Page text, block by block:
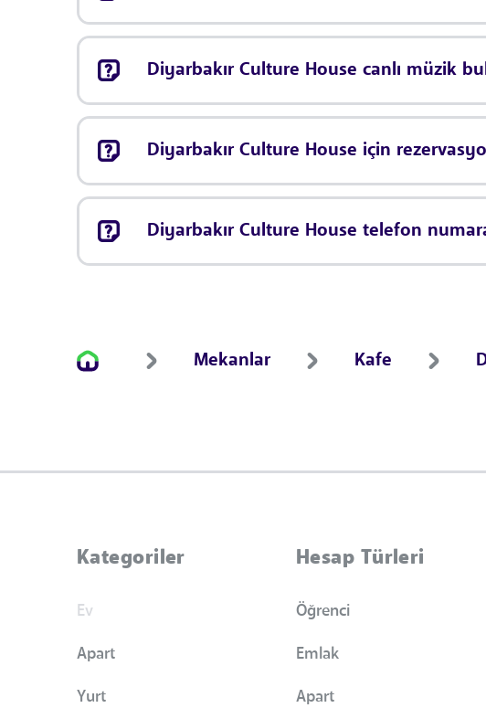
Diyarbakır Culture House canlı müzik
Diyarbakır Culture House için
Diyarbakır Culture House telefon
Mekanlar Kafe
Kategoriler
Ev
Apart
Yurt
Hesap Türleri
Öğrenci
Emlak
Apart